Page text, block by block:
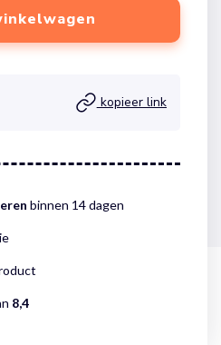
kopieer link
binnen 14 dagen
8,4